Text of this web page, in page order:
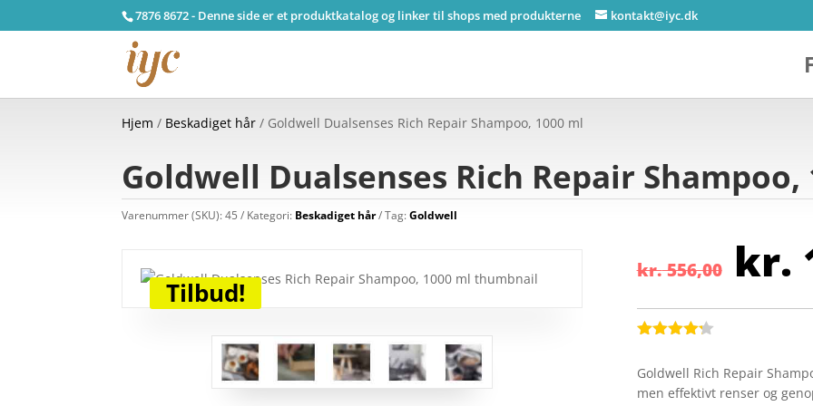
7876 8672 - Denne side er et produktkatalog og linker til shops med produkterne kontakt@iyc.dk
Hjem / Beskadiget hår / Goldwell Dualsenses Rich Repair Shampoo, 1000 ml
Goldwell Dualsenses Rich Repair Shampoo,
Varenummer (SKU):45 Kategori: Beskadiget hår Tag:Goldwell
Tilbud!
kr.556,00 kr.
ud af 5
baseret
Goldwell Rich Repair
men effektivt renser og